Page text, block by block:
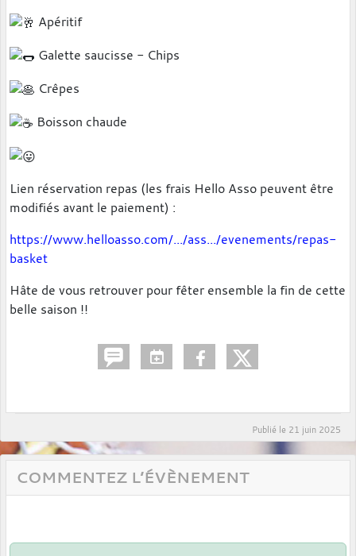
Apéritif
Galette saucisse - Chips
Crêpes
Boisson chaude
Lien réservation repas (les frais Hello Asso peuvent être
modifiés avant le paiement) :
https://www.helloasso.com/.../ass.../evenements/repas-
basket
Hâte de vous retrouver pour fêter ensemble la fin de cette
belle saison !!
Publié le 21 juin 2025
COMMENTEZ L’ÉVÈNEMENT